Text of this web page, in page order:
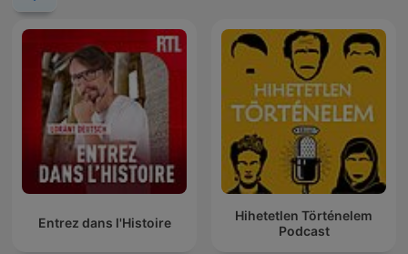
Entrez dans l'Histoire
Hihetetlen Történelem
Podcast